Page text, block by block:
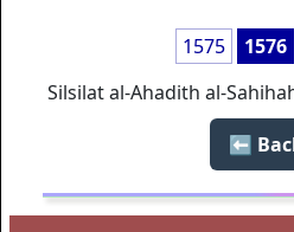
1575 1576
Silsilat al-Ahadith al-